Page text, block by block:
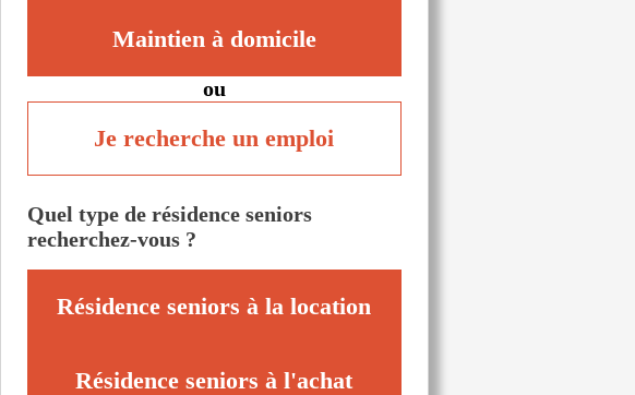
Maintien à domicile
ou
Je recherche un emploi
Quel type de résidence seniors
recherchez-vous ?
Résidence seniors à la location
Résidence seniors à l'achat